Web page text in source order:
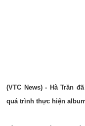
(VTC News) - Hà Trần
quá trình thực hiện album